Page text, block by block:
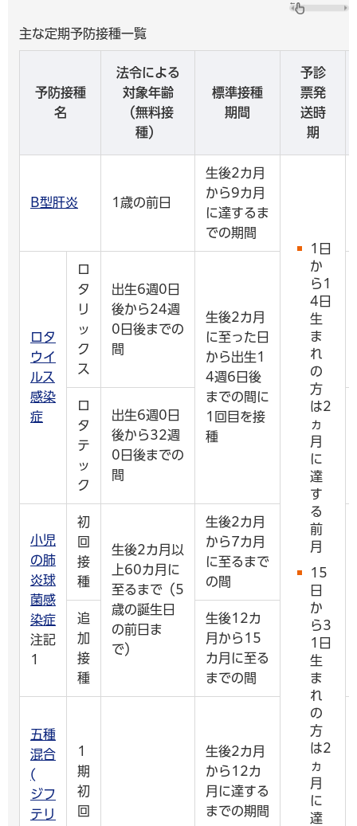
主な定期予防接種一覧
予防接種
名
法令による
対象年齢
（無料接
種）
標準接種
期間
予診
票発
送時
期
B型肝炎 1歳の前日
生後2カ月
から9カ月
に達するま
での期間
1日
か
ら1
4日
生
ま
れ
の
方
は2
ヵ
月
に
達
す
る
前
月
15
日
か
ら3
1日
生
ま
れ
の
方
は2
ヵ
月
に
達
ロタ
ウイ
ルス
感染
症
ロ
タ
リ
ッ
ク
ス
出生6週0日
後から24週
0日後までの
間
生後2カ月
に至った日
から出生1
4週6日後
までの間に
1回目を接
種
ロ
タ
テ
ッ
ク
出生6週0日
後から32週
0日後までの
間
小児
の肺
炎球
菌感
染症
注記
1
初
回
接
種
生後2カ月以
上60カ月に
至るまで（5
歳の誕生日
の前日ま
で）
生後2カ月
から7カ月
に至るまで
の間
追
加
接
種
生後12カ
月から15
カ月に至る
までの間
五種
混合
(
ジフ
テリ
1
期
初
回
生後2カ月
から12カ
月に達する
までの期間